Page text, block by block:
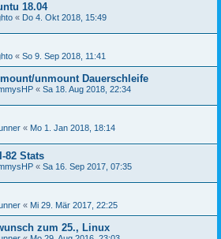
18.04
« Do 4. Okt 2018, 15:49
« So 9. Sep 2018, 11:41
unmount Dauerschleife
« Sa 18. Aug 2018, 22:34
« Mo 1. Jan 2018, 18:14
82 Stats
« Sa 16. Sep 2017, 07:35
« Mi 29. Mär 2017, 22:25
zum 25., Linux